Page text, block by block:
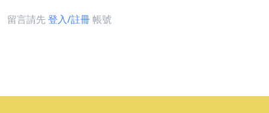
留言請先登入/註冊帳號